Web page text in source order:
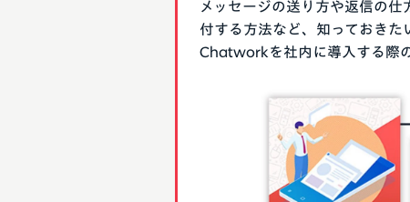
メッセージの送り方や返信の
付する方法など、知っておきた
Chatworkを社内に導入する際